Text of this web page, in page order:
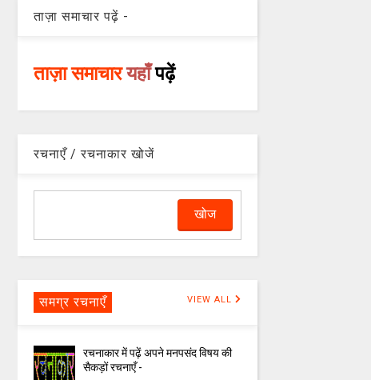
ताज़ा समाचार पढ़ें -
ताज़ा समाचारयहाँपढ़ें
रचनाएँ / रचनाकार खोजें
समग्र रचनाएँ VIEW ALL
रचनाकार में पढ़ें अपने मनपसंद विषय की
सैकड़ों रचनाएँ -